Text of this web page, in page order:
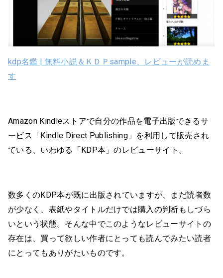
kdp名鑑 | 無料小説＆ＫＤＰsample、レビューが読めま
す
Amazon Kindleストアで自分の作品を電子出版できるサ
ービス「Kindle Direct Publishing」を利用して販売され
ている、いわゆる「KDP本」のレビューサイト。
数多くのKDP本が既に出版されていますが、まだ読者数
が少なく、表紙やタイトルだけでは購入の判断もしづら
いという状態。そんな中でこのようなレビューサイトの
存在は、買って欲しい作者にとっても読んでみたい読者
にとってもありがたいものです。